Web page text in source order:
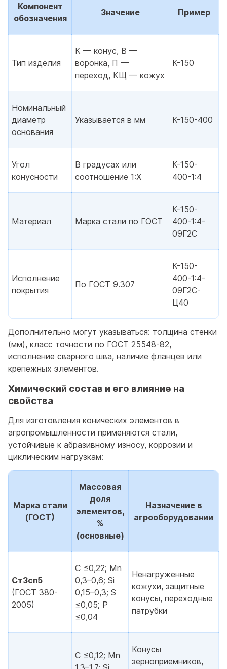
Компонент
обозначения
Значение Пример
Тип изделия
К — конус, В —
воронка, П —
переход, КЩ — кожух
К-150
Номинальный
диаметр
основания
Указывается в мм К-150-400
Угол
конусности
В градусах или
соотношение 1:Х
К-150-
400-1:4
Материал Марка стали по ГОСТ
К-150-
400-1:4-
09Г2С
Исполнение
покрытия
По ГОСТ 9.307
К-150-
400-1:4-
09Г2С-
Ц40
Дополнительно могут указываться: толщина стенки
(мм), класс точности по ГОСТ 25548-82,
исполнение сварного шва, наличие фланцев или
крепежных элементов.
Химический состав и его влияние на
свойства
Для изготовления конических элементов в
агропромышленности применяются стали,
устойчивые к абразивному износу, коррозии и
циклическим нагрузкам:
Марка стали
(ГОСТ)
Массовая
доля
элементов,
%
(основные)
Назначение в
агрооборудовании
Ст3сп5
(ГОСТ 380-
2005)
С ≤0,22; Mn
0,3–0,6; Si
0,15–0,3; S
≤0,05; P
≤0,04
Ненагруженные
кожухи, защитные
конусы, переходные
патрубки
С ≤0,12; Mn
Конусы
зерноприемников,